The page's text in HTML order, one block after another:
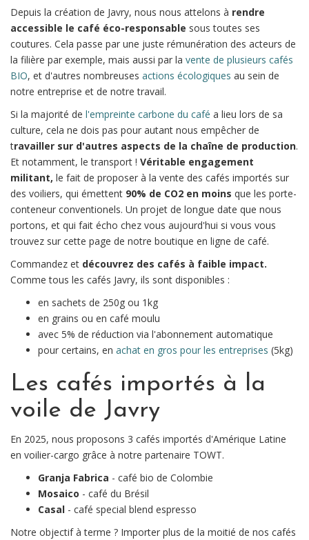
Depuis la création de Javry, nous nous attelons à rendre
accessible le café éco-responsable sous toutes ses
coutures. Cela passe par une juste rémunération des acteurs de
la filière par exemple, mais aussi par la vente de plusieurs cafés
BIO, et d'autres nombreuses actions écologiques au sein de
notre entreprise et de notre travail.
Si la majorité de l'empreinte carbone du café a lieu lors de sa
culture, cela ne dois pas pour autant nous empêcher de
travailler sur d'autres aspects de la chaîne de production.
Et notamment, le transport ! Véritable engagement
militant, le fait de proposer à la vente des cafés importés sur
des voiliers, qui émettent 90% de CO2 en moins que les porte-
conteneur conventionels. Un projet de longue date que nous
portons, et qui fait écho chez vous aujourd'hui si vous vous
trouvez sur cette page de notre boutique en ligne de café.
Commandez et découvrez des cafés à faible impact.
Comme tous les cafés Javry, ils sont disponibles :
en sachets de 250g ou 1kg
en grains ou en café moulu
avec 5% de réduction via l'abonnement automatique
pour certains, en achat en gros pour les entreprises (5kg)
Les cafés importés à la
voile de Javry
En 2025, nous proposons 3 cafés importés d'Amérique Latine
en voilier-cargo grâce à notre partenaire TOWT.
Granja Fabrica - café bio de Colombie
Mosaico - café du Brésil
Casal - café special blend espresso
Notre objectif à terme ? Importer plus de la moitié de nos cafés